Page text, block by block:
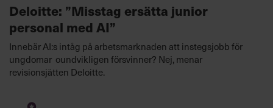
Deloitte: ”Misstag ersätta junior
personal med AI”
Innebär AI:s intåg på arbetsmarknaden att instegsjobb för
ungdomar oundvikligen försvinner? Nej, menar
revisionsjätten Deloitte.